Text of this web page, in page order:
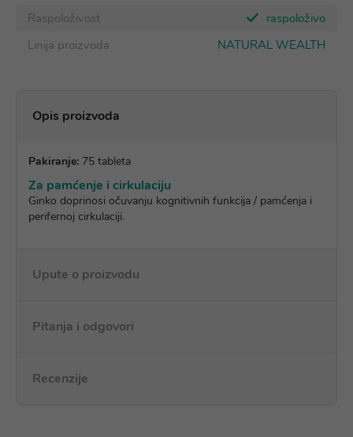
Raspoloživost
raspoloživo
Linija proizvoda
NATURAL WEALTH
Opis proizvoda
Pakiranje: 75 tableta
Za pamćenje i cirkulaciju
Ginko doprinosi očuvanju kognitivnih funkcija / pamćenja i
perifernoj cirkulaciji.
Upute o proizvodu
Pitanja i odgovori
Recenzije